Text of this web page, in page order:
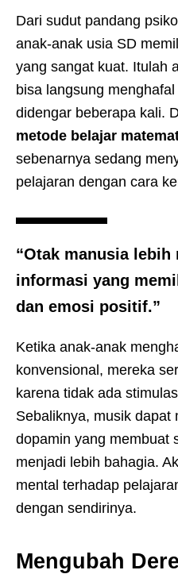
Dari sudut pandang
anak-anak usia SD
yang sangat kuat. Itulah
bisa langsung
didengar beberapa kali.
metode belajar
sebenarnya sedang
pelajaran dengan cara
“Otak manusia lebih
informasi yang
dan emosi positif.”
Ketika anak-anak
konvensional, mereka
karena tidak ada
Sebaliknya, musik dapat
dopamin yang membuat
menjadi lebih bahagia.
mental terhadap
dengan sendirinya.
Mengubah